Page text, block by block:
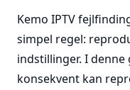
Kemo IPTV
simpel regel:
indstillinger. I
konsekvent kan